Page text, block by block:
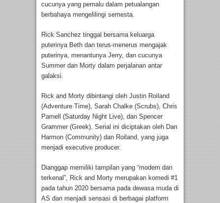
cucunya yang pemalu dalam petualangan
berbahaya mengelilingi semesta.
Rick Sanchez tinggal bersama keluarga
puterinya Beth dan terus-menerus mengajak
puterinya, menantunya Jerry, dan cucunya
Summer dan Morty dalam perjalanan antar
galaksi.
Rick and Morty dibintangi oleh Justin Roiland
(Adventure Time), Sarah Chalke (Scrubs), Chris
Parnell (Saturday Night Live), dan Spencer
Grammer (Greek). Serial ini diciptakan oleh Dan
Harmon (Community) dan Roiland, yang juga
menjadi executive producer.
Dianggap memiliki tampilan yang “modern dan
terkenal”, Rick and Morty merupakan komedi #1
pada tahun 2020 bersama pada dewasa muda di
AS dan menjadi sensasi di berbagai platform